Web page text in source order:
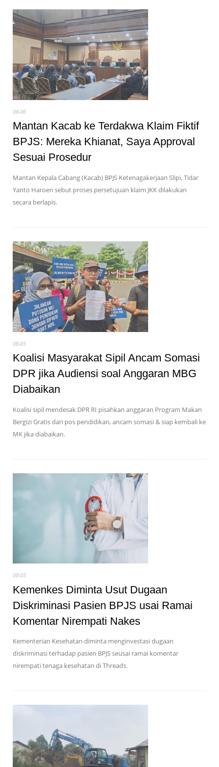
08-06
Mantan Kacab ke Terdakwa Klaim Fiktif
BPJS: Mereka Khianat, Saya Approval
Sesuai Prosedur
Mantan Kepala Cabang (Kacab) BPJS Ketenagakerjaan Slipi, Tidar
Yanto Haroen sebut proses persetujuan klaim JKK dilakukan
secara berlapis.
08-05
Koalisi Masyarakat Sipil Ancam Somasi
DPR jika Audiensi soal Anggaran MBG
Diabaikan
Koalisi sipil mendesak DPR RI pisahkan anggaran Program Makan
Bergizi Gratis dari pos pendidikan, ancam somasi & siap kembali ke
MK jika diabaikan.
08-05
Kemenkes Diminta Usut Dugaan
Diskriminasi Pasien BPJS usai Ramai
Komentar Nirempati Nakes
Kementerian Kesehatan diminta menginvestasi dugaan
diskriminasi terhadap pasien BPJS seusai ramai komentar
nirempati tenaga kesehatan di Threads.